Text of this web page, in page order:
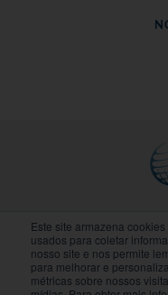
Este site armazena
usados para coletar
nosso site e nos permite
para melhorar e
métricas sobre nossos
© 2020-2026
ICE e WSI IM